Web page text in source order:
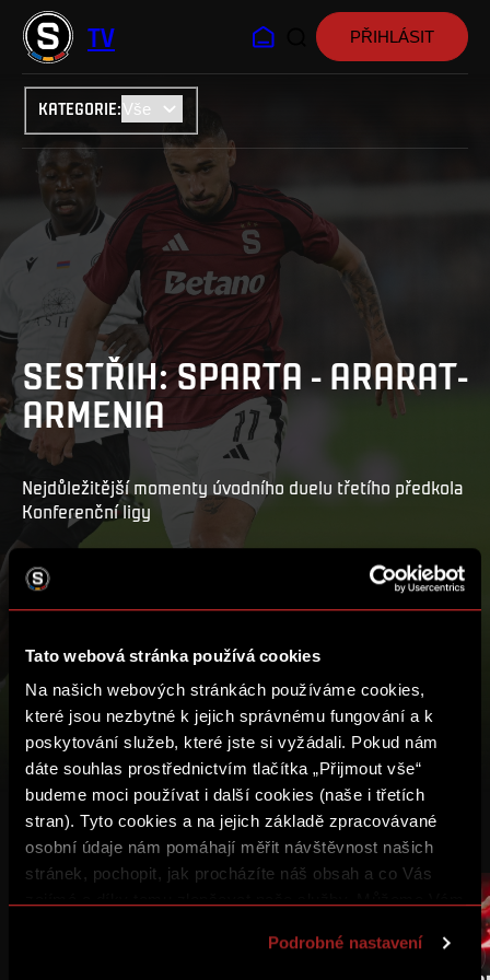
Tato webová stránka používá cookies
Na našich webových stránkách používáme cookies,
které jsou nezbytné k jejich správnému fungování a k
poskytování služeb, které jste si vyžádali. Pokud nám
dáte souhlas prostřednictvím tlačítka „Přijmout vše“
budeme moci používat i další cookies (naše i třetích
stran). Tyto cookies a na jejich základě zpracovávané
osobní údaje nám pomáhají měřit návštěvnost našich
stránek, pochopit, jak procházíte náš obsah a co Vás
reklamu na základě Vašich preferencí. Jednotlivé
Podrobné nastavení
TV
KATEGORIE:
PŘIHLÁSIT
SESTŘIH: SPARTA - ARARAT-
ARMENIA
Nejdůležitější momenty úvodního duelu třetího předkola
Konferenční ligy
MŮJ SEZNAM
DALŠÍ VIDEA